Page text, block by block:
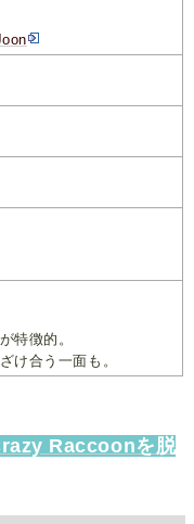
特徴的。
け合う一面も。
Raccoonを脱